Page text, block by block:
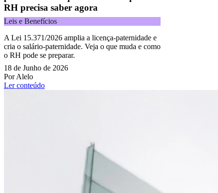
RH precisa saber agora
Leis e Benefícios
A Lei 15.371/2026 amplia a licença-paternidade e
cria o salário-paternidade. Veja o que muda e como
o RH pode se preparar.
18 de Junho de 2026
Por Alelo
Ler conteúdo